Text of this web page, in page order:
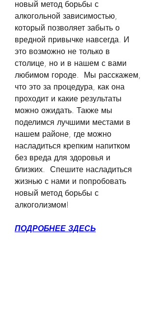
новый метод борьбы с
алкогольной зависимостью,
который позволяет забыть о
вредной привычке навсегда. И
это возможно не только в
столице, но и в нашем с вами
любимом городе.  Мы расскажем,
что это за процедура, как она
проходит и какие результаты
можно ожидать. Также мы
поделимся лучшими местами в
нашем районе, где можно
насладиться крепким напитком
без вреда для здоровья и
близких.  Спешите насладиться
жизнью с нами и попробовать
новый метод борьбы с
алкоголизмом!
ПОДРОБНЕЕ ЗДЕСЬ